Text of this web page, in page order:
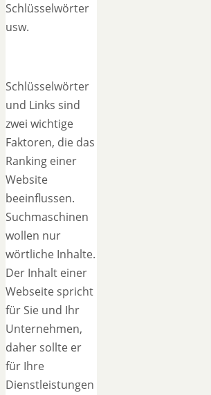
Schlüsselwörter
usw.
Schlüsselwörter
und Links sind
zwei wichtige
Faktoren, die das
Ranking einer
Website
beeinflussen.
Suchmaschinen
wollen nur
wörtliche Inhalte.
Der Inhalt einer
Webseite spricht
für Sie und Ihr
Unternehmen,
daher sollte er
für Ihre
Dienstleistungen